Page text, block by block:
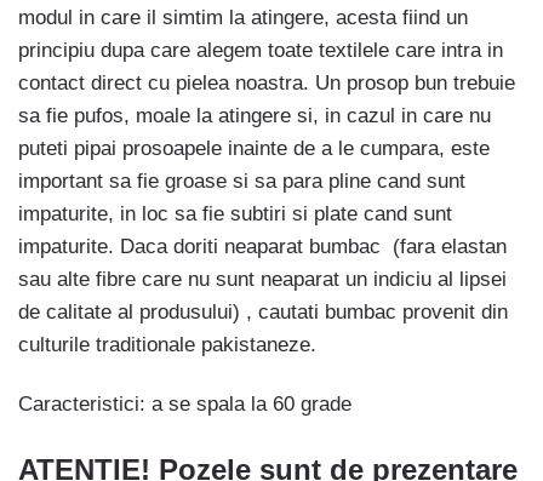
modul in care il simtim la atingere, acesta fiind un
principiu dupa care alegem toate textilele care intra in
contact direct cu pielea noastra. Un prosop bun trebuie
sa fie pufos, moale la atingere si, in cazul in care nu
puteti pipai prosoapele inainte de a le cumpara, este
important sa fie groase si sa para pline cand sunt
impaturite, in loc sa fie subtiri si plate cand sunt
impaturite. Daca doriti neaparat bumbac (fara elastan
sau alte fibre care nu sunt neaparat un indiciu al lipsei
de calitate al produsului) , cautati bumbac provenit din
culturile traditionale pakistaneze.
Caracteristici: a se spala la 60 grade
ATENTIE! Pozele sunt de prezentare